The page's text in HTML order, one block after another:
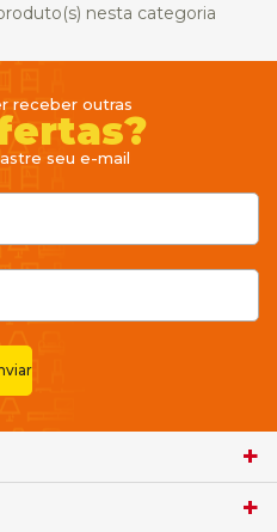
nesta categoria
receber outras
seu e-mail